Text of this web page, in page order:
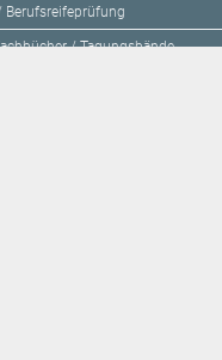
/ Tagungsbände